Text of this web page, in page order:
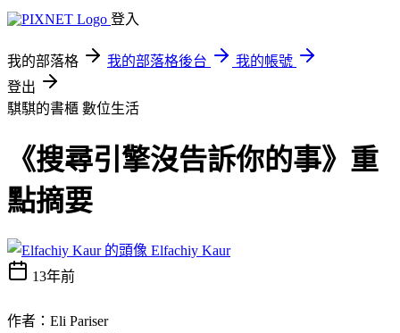
登入
我的部落格 我的部落格後台
我的帳號
登出
騏騏的書櫃 數位生活
《搜尋引擎沒告訴你的事》重
點摘要
Elfachiy Kaur
13年前
作者：Eli Pariser